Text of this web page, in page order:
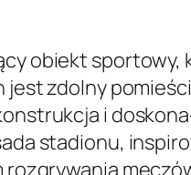
obiekt
jest zdolny
i
stadionu,